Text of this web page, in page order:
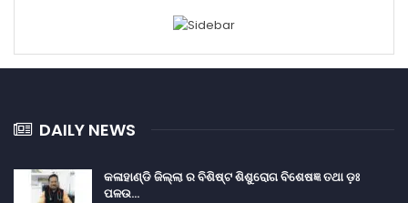
DAILY NEWS
କଳାହାଣ୍ଡି ଜିଲ୍ଲା ର ବିଶିଷ୍ଟ ଶିଶୁରୋଗ ବିଶେଷଜ୍ଞ ତଥା ଡ଼ଃ
ପଳଉ…